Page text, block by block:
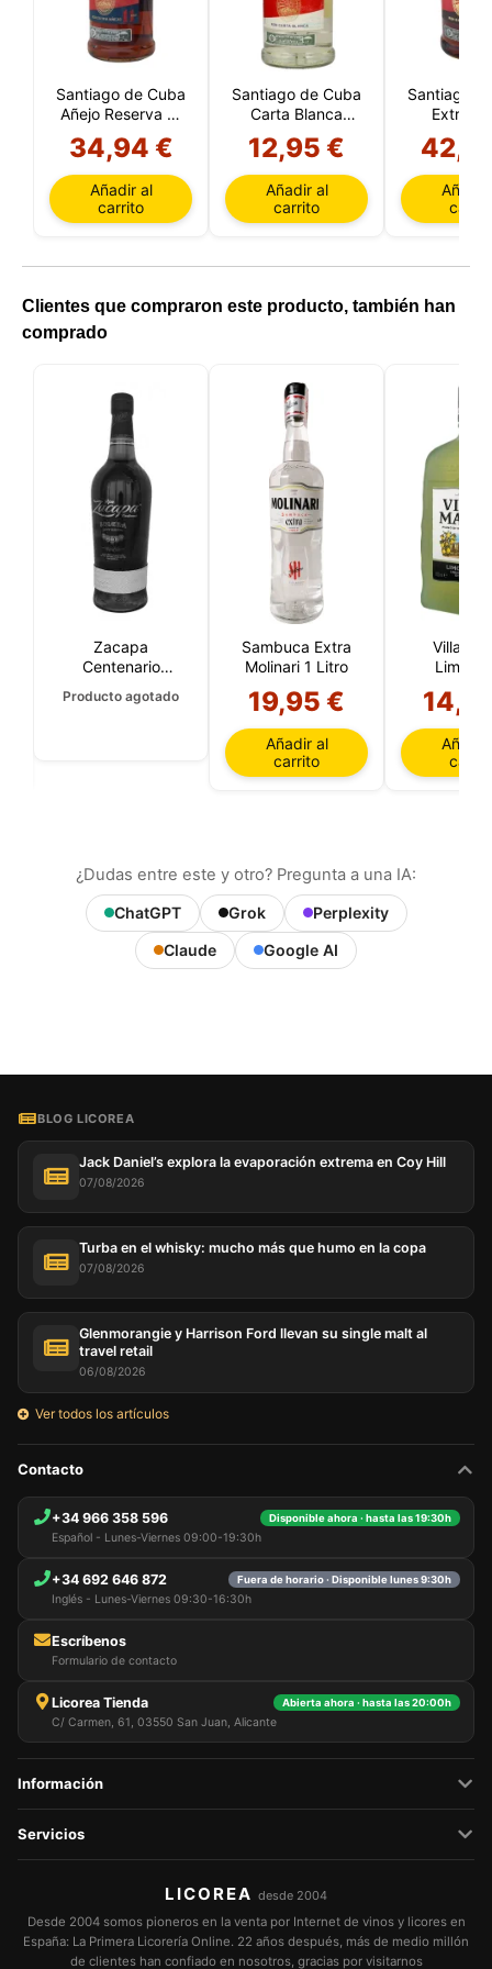
Santiago de Cuba
Añejo Reserva 11
Años (Cuba)
34,94 €
Añadir al
carrito
Santiago de Cuba
Carta Blanca
(Cuba)
12,95 €
Añadir al
carrito
Santiago
Extra
Reserva
Añadir
Clientes que compraron este producto, también han
comprado
Zacapa
Centenario
23 Años
Producto agotado
Sambuca Extra
Molinari 1 Litro
19,95 €
Añadir al
carrito
Villa
Añadir
¿Dudas entre este y otro? Pregunta a una IA:
ChatGPT Grok
Perplexity
Claude
Google AI
BLOG LICOREA
Jack Daniel’s explora la evaporación extrema en Coy Hill
07/08/2026
Turba en el whisky: mucho más que humo en la copa
07/08/2026
Glenmorangie y Harrison Ford llevan su single malt al
travel retail
06/08/2026
Ver todos los artículos
Contacto
+34 966 358 596 Disponible ahora · hasta las 19:30h
Español - Lunes-Viernes 09:00-19:30h
+34 692 646 872 Fuera de horario · Disponible lunes 9:30h
Inglés - Lunes-Viernes 09:30-16:30h
Escríbenos
Formulario de contacto
Licorea Tienda Abierta ahora · hasta las 20:00h
C/ Carmen, 61, 03550 San Juan, Alicante
Información
Servicios
LICOREA desde 2004
Desde 2004 somos pioneros en la venta por Internet de vinos y licores en
España: La Primera Licorería Online. 22 años después, más de medio millón
de clientes han confiado en nosotros, gracias por visitarnos